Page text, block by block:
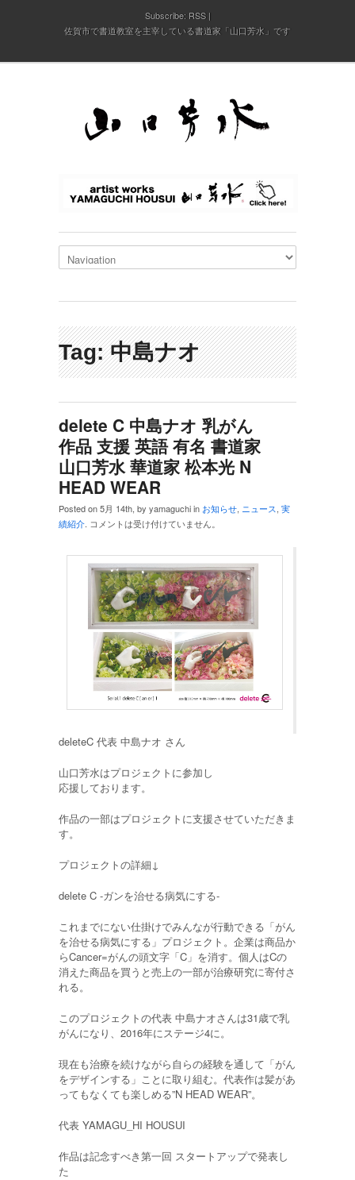
Subscribe: RSS
佐賀市で書道教室を主宰している書道家「山口芳水」です
Tag: 中島ナオ
delete C 中島ナオ 乳がん
作品 支援 英語 有名 書道家
山口芳水 華道家 松本光 N
HEAD WEAR
Posted on 5月 14th, by yamaguchi in お知らせ, ニュース, 実
績紹介. コメントは受け付けていません。
deleteC 代表 中島ナオ さん
山口芳水はプロジェクトに参加し
応援しております。
作品の一部はプロジェクトに支援させていただきま
す。
プロジェクトの詳細↓
delete C -ガンを治せる病気にする-
これまでにない仕掛けでみんなが行動できる「がん
を治せる病気にする」プロジェクト。企業は商品か
らCancer=がんの頭文字「C」を消す。個人はCの
消えた商品を買うと売上の一部が治療研究に寄付さ
れる。
このプロジェクトの代表 中島ナオさんは31歳で乳
がんになり、2016年にステージ4に。
現在も治療を続けながら自らの経験を通して「がん
をデザインする」ことに取り組む。代表作は髪があ
ってもなくても楽しめる”N HEAD WEAR”。
代表 YAMAGU_HI HOUSUI
作品は記念すべき第一回 スタートアップで発表し
た